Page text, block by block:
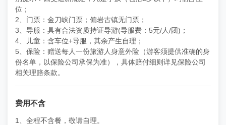
位；
2、门票：金刀峡门票；偏岩古镇无门票；
3、导服：具有合法资质持证导游(导服费：5元/人/团)；
4、儿童：含车位+导服，其余产生自理；
5、保险：赠送每人一份旅游人身意外险（游客须提供准确的身
份名单，以保险公司承保为准），具体赔付细则详见保险公司
相关理赔条款。
费用不含
1、全程不含餐，敬请自理。